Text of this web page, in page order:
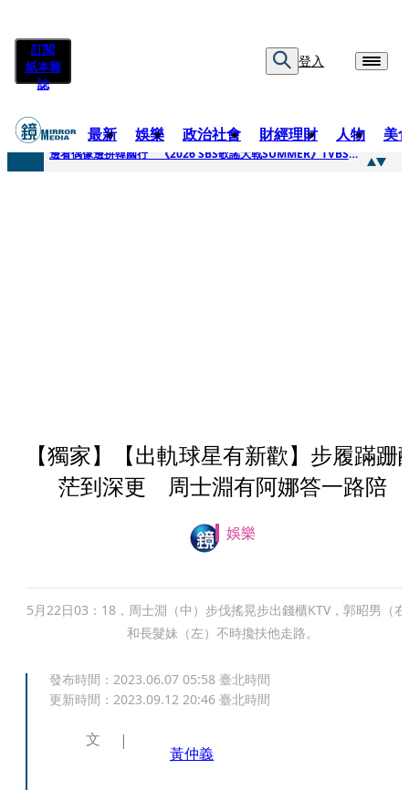
訂閱
紙本雜
誌
登入
最新 娛樂 政治社會 財經理財 人物 美
快訊
邊看偶像邊拚韓國行 《2026 SBS歌謠大戰SUMMER》TVBS直播祭追星福利
【獨家】【出軌球星有新歡】步履蹣跚
茫到深更 周士淵有阿娜答一路陪
娛樂
5月22日03：18，周士淵（中）步伐搖晃步出錢櫃KTV，郭昭男（
和長髮妹（左）不時攙扶他走路。
發布時間： 2023.06.07 05:58 臺北時間
更新時間： 2023.09.12 20:46 臺北時間
文
黃仲義